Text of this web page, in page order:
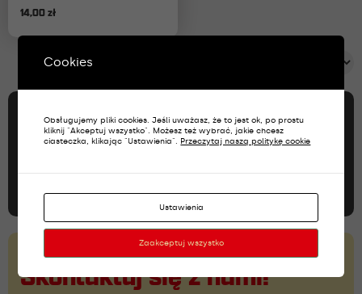
14,00zł
Niczego nie przegap!
Dołącz do newslettera
Skontaktuj się z nami!
Cookies
Obsługujemy pliki cookies. Jeśli uważasz, że to jest ok, po prostu
kliknij "Akceptuj wszystko". Możesz też wybrać, jakie chcesz
ciasteczka, klikając "Ustawienia". Przeczytaj naszą politykę cookie
Ustawienia
Zaakceptuj wszystko